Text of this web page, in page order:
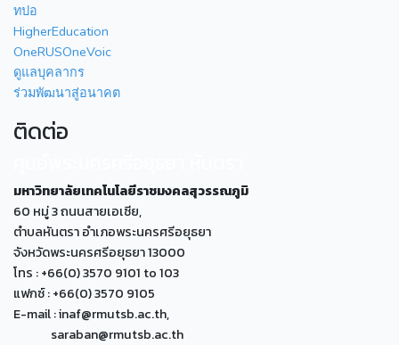
ทปอ
HigherEducation
OneRUSOneVoic
ดูแลบุคลากร
ร่วมพัฒนาสู่อนาคต
ติดต่อ
มหาวิทยาลัยเทคโนโลยีราชมงคลสุวรรณภูมิ
60 หมู่ 3 ถนนสายเอเซีย,
ตำบลหันตรา อำเภอพระนครศรีอยุธยา
จังหวัดพระนครศรีอยุธยา 13000
โทร : +66(0) 3570 9101 to 103
แฟกซ์ : +66(0) 3570 9105
E-mail : inaf@rmutsb.ac.th,
saraban@rmutsb.ac.th